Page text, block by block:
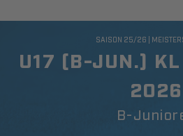
U17 (B-JUN.) KL
2026
B-
SAISON 25/26 |